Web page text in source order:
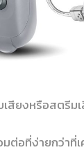
สียงหรือสตรีม
มต่อที่ง่ายกว่าที่